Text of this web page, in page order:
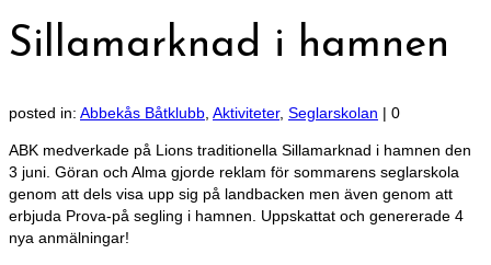
Sillamarknad i hamnen
posted in: Abbekås Båtklubb Aktiviteter, Seglarskolan | 0
ABK medverkade på Lions traditionella Sillamarknad i hamnen den
3 juni. Göran och Alma gjorde reklam för sommarens seglarskola
genom att dels visa upp sig på landbacken men även genom att
erbjuda Prova-på segling i hamnen. Uppskattat och genererade 4
nya anmälningar!